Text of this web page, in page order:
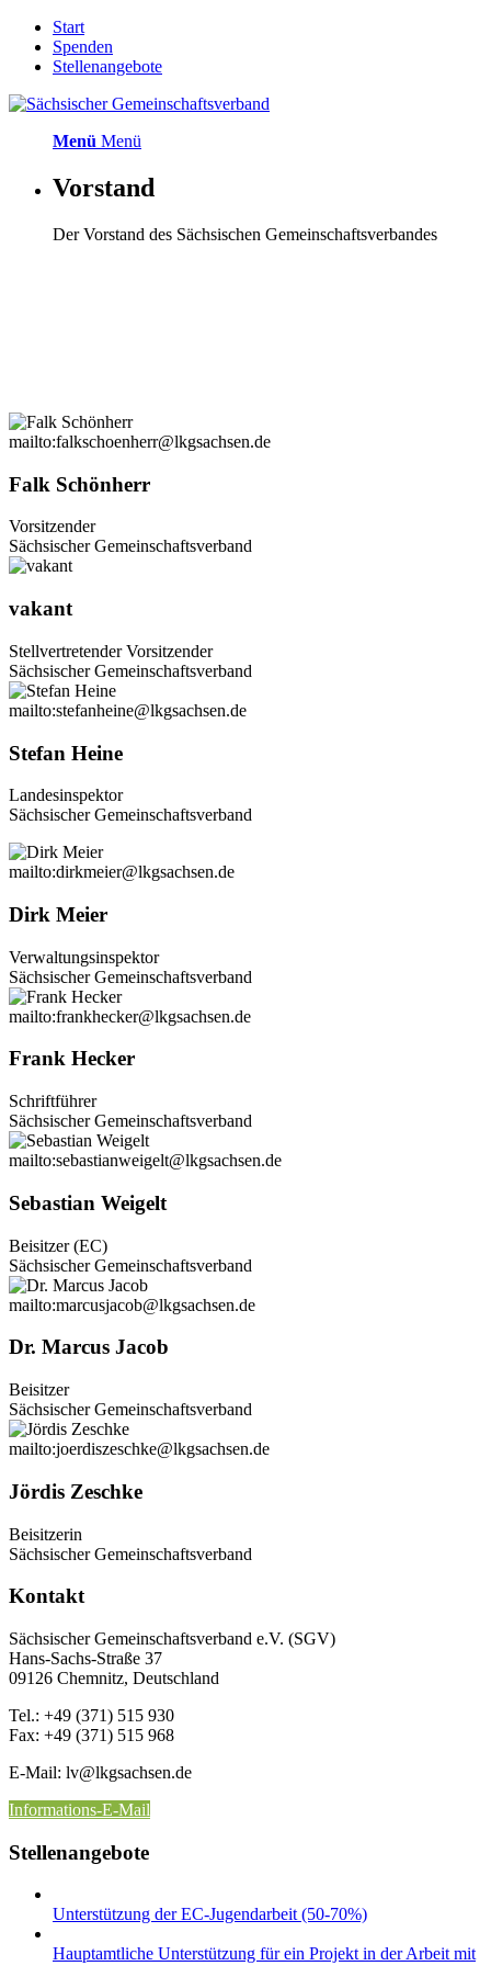
Start
Spenden
Stellenangebote
Menü Menü
Vorstand
Der Vorstand des Sächsischen Gemeinschaftsverbandes
mailto:falkschoenherr@lkgsachsen.de
Falk Schönherr
Vorsitzender
Sächsischer Gemeinschaftsverband
vakant
Stellvertretender Vorsitzender
Sächsischer Gemeinschaftsverband
mailto:stefanheine@lkgsachsen.de
Stefan Heine
Landesinspektor
Sächsischer Gemeinschaftsverband
mailto:dirkmeier@lkgsachsen.de
Dirk Meier
Verwaltungsinspektor
Sächsischer Gemeinschaftsverband
mailto:frankhecker@lkgsachsen.de
Frank Hecker
Schriftführer
Sächsischer Gemeinschaftsverband
mailto:sebastianweigelt@lkgsachsen.de
Sebastian Weigelt
Beisitzer (EC)
Sächsischer Gemeinschaftsverband
mailto:marcusjacob@lkgsachsen.de
Dr. Marcus Jacob
Beisitzer
Sächsischer Gemeinschaftsverband
mailto:joerdiszeschke@lkgsachsen.de
Jördis Zeschke
Beisitzerin
Sächsischer Gemeinschaftsverband
Kontakt
Sächsischer Gemeinschaftsverband e.V. (SGV)
Hans-Sachs-Straße 37
09126 Chemnitz, Deutschland
Tel.: +49 (371) 515 930
Fax: +49 (371) 515 968
E-Mail: lv@lkgsachsen.de
Informations-E-Mail
Stellenangebote
Unterstützung der EC-Jugendarbeit (50-70%)
Hauptamtliche Unterstützung für ein Projekt in der Arbeit mit